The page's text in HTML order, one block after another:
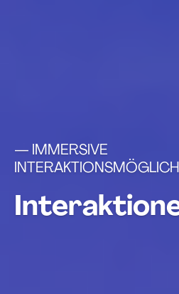
— IMMERSIVE